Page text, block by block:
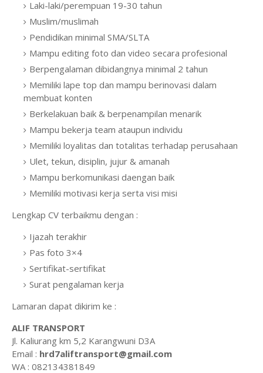
Laki-laki/perempuan 19-30 tahun
Muslim/muslimah
Pendidikan minimal SMA/SLTA
Mampu editing foto dan video secara profesional
Berpengalaman dibidangnya minimal 2 tahun
Memiliki lape top dan mampu berinovasi dalam
membuat konten
Berkelakuan baik & berpenampilan menarik
Mampu bekerja team ataupun individu
Memiliki loyalitas dan totalitas terhadap perusahaan
Ulet, tekun, disiplin, jujur & amanah
Mampu berkomunikasi daengan baik
Memiliki motivasi kerja serta visi misi
Lengkap CV terbaikmu dengan :
Ijazah terakhir
Pas foto 3×4
Sertifikat-sertifikat
Surat pengalaman kerja
Lamaran dapat dikirim ke :
ALIF TRANSPORT
Jl. Kaliurang km 5,2 Karangwuni D3A
Email : hrd7aliftransport@gmail.com
WA : 082134381849